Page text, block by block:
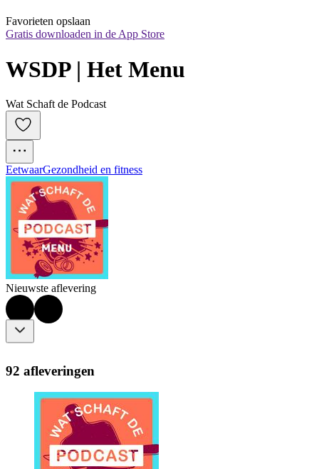
Favorieten opslaan
Gratis downloaden in de App Store
WSDP | Het Menu
Wat Schaft de Podcast
EetwaarGezondheid en fitness
Nieuwste aflevering
92 afleveringen